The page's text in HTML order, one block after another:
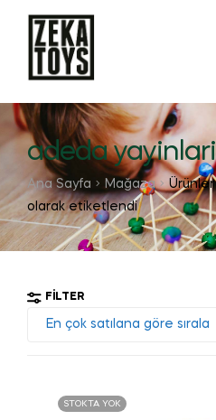
adeda
Ana Sayfa Mağaza
olarak etiketlendi
FILTER
STOKTA YOK